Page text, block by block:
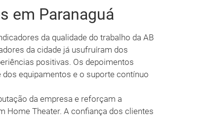
em Paranaguá
da qualidade do trabalho da AB
da cidade já usufruíram dos
positivas. Os depoimentos
equipamentos e o suporte contínuo
da empresa e reforçam a
Home Theater. A confiança dos clientes